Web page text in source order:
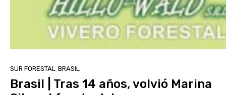
SUR FORESTAL BRASIL
Brasil | Tras 14 años, volvió Marina